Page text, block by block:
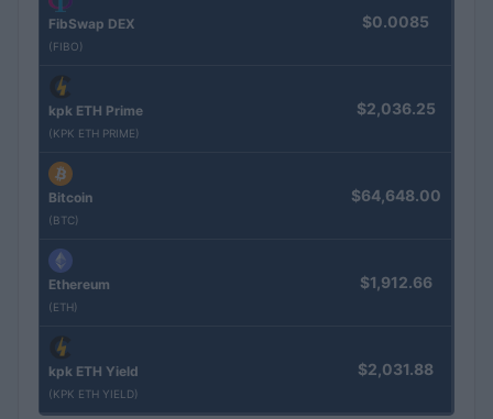
FibSwap DEX
(FIBO)
$0.0085
kpk ETH Prime
(KPK ETH PRIME)
$2,036.25
Bitcoin
(BTC)
$64,648.00
Ethereum
(ETH)
$1,912.66
kpk ETH Yield
(KPK ETH YIELD)
$2,031.88